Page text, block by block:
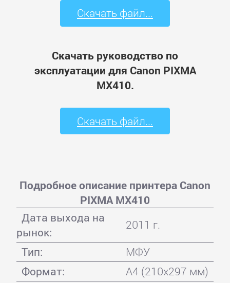
Скачать файл...
Скачать руководство по
эксплуатации для Canon PIXMA
MX410.
Скачать файл...
Подробное описание принтера Canon
PIXMA MX410
Дата выхода на
рынок:
2011 г.
Тип:
МФУ
Формат:
A4 (210x297 мм)